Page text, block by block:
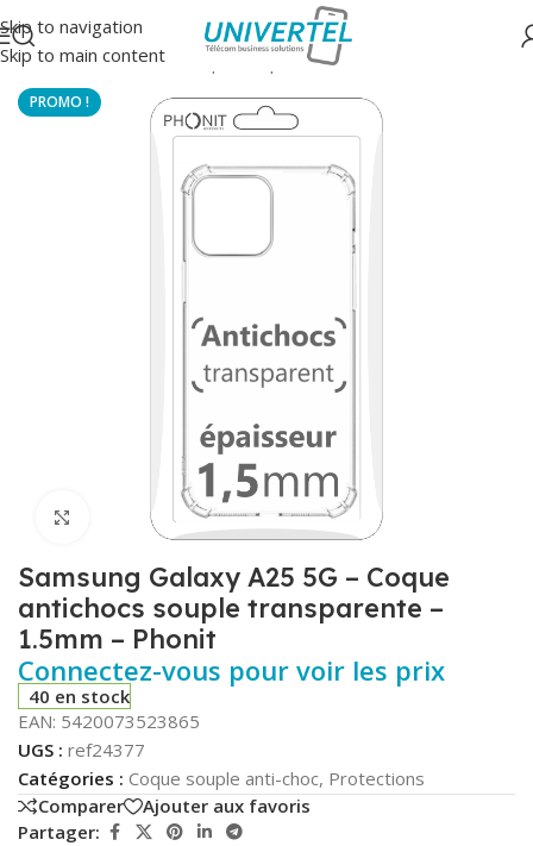
Skip to navigation
Skip to main content
Accueil/Protections Coque souple anti-choc
Click to enlarge
Samsung Galaxy A25 5G – Coque
antichocs souple transparente –
1.5mm – Phonit
Connectez-vous pour voir les prix
40 en stock
EAN: 5420073523865
UGS : ref24377
Catégories : Coque souple anti-choc, Protections
Comparer
Ajouter aux favoris
Partager: